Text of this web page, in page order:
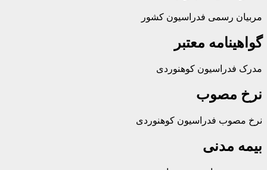
رسمی فدراسیون کشور
معتبر
کوهنوردی
فدراسیون کوهنوردی